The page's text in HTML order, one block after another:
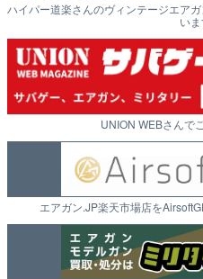
ハイパー道楽さんのヴィンテージエア
いま
UNION WEBさんで
エアガン.JP楽天市場店を